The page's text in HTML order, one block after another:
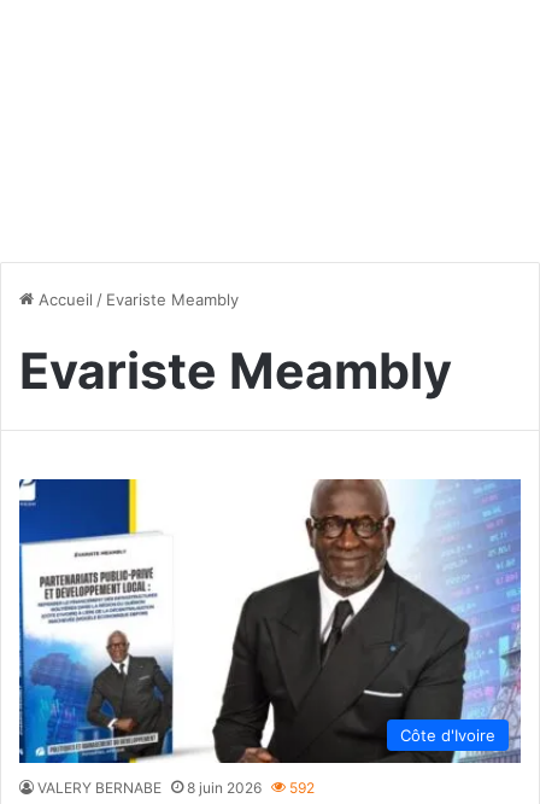
Accueil / Evariste Meambly
Evariste Meambly
Côte d'Ivoire
VALERY BERNABE 8 juin 2026 592